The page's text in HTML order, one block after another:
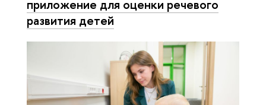
приложение для оценки речевого
развития детей